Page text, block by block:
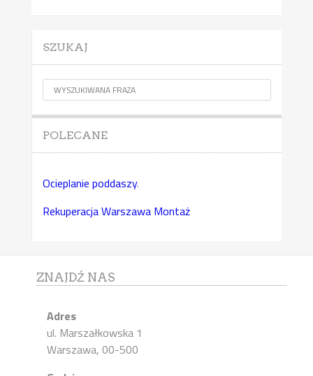
SZUKAJ
POLECANE
Ocieplanie poddaszy.
Rekuperacja Warszawa Montaż
ZNAJDŹ NAS
Adres
ul. Marszałkowska 1
Warszawa, 00-500